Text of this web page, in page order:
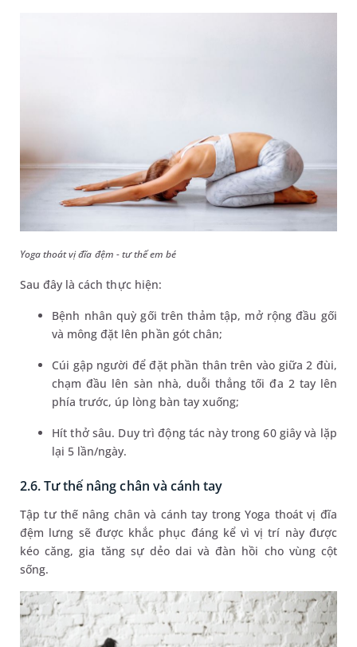
Yoga thoát vị đĩa đệm - tư thế em bé
Sau đây là cách thực hiện:
Bệnh nhân quỳ gối trên thảm tập, mở rộng đầu gối
và mông đặt lên phần gót chân;
Cúi gập người để đặt phần thân trên vào giữa 2 đùi,
chạm đầu lên sàn nhà, duỗi thẳng tối đa 2 tay lên
phía trước, úp lòng bàn tay xuống;
Hít thở sâu. Duy trì động tác này trong 60 giây và lặp
lại 5 lần/ngày.
2.6. Tư thế nâng chân và cánh tay
Tập tư thế nâng chân và cánh tay trong Yoga thoát vị đĩa
đệm lưng sẽ được khắc phục đáng kể vì vị trí này được
kéo căng, gia tăng sự dẻo dai và đàn hồi cho vùng cột
sống.